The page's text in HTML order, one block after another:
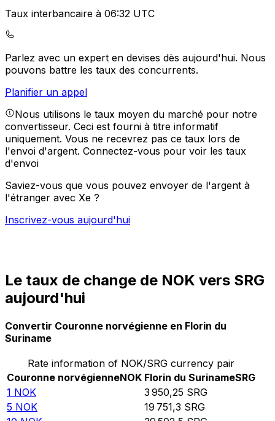
Taux interbancaire à 06:32 UTC
Parlez avec un expert en devises dès aujourd'hui. Nous
pouvons battre les taux des concurrents.
Planifier un appel
Nous utilisons le taux moyen du marché pour notre
convertisseur. Ceci est fourni à titre informatif
uniquement. Vous ne recevrez pas ce taux lors de
l'envoi d'argent. Connectez-vous pour voir les taux
d'envoi
Saviez-vous que vous pouvez envoyer de l'argent à
l'étranger avec Xe ?
Inscrivez-vous aujourd'hui
Le taux de change de NOK vers SRG
aujourd'hui
Convertir Couronne norvégienne en Florin du
Suriname
Rate information of NOK/SRG currency pair
Couronne norvégienneNOK Florin du SurinameSRG
1 NOK 3 950,25 SRG
5 NOK 19 751,3 SRG